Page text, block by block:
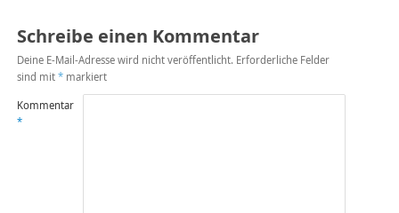
Schreibe einen Kommentar
Deine E-Mail-Adresse wird nicht veröffentlicht. Erforderliche Felder
sind mit *markiert
Kommentar
*